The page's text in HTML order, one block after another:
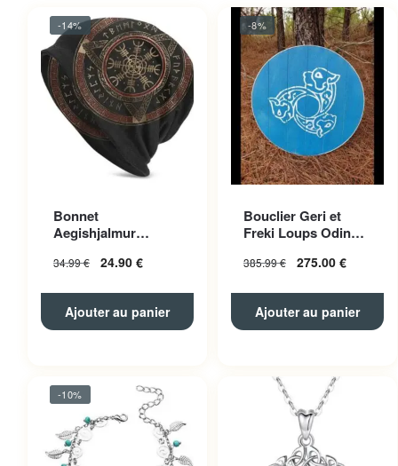
-14%
Bonnet
Aegishjalmur
34.99€ 24.90 €
Ajouter au panier
-8%
Bouclier Geri et
Freki Loups Odin
385.99€ 275.00 €
Ajouter au panier
-10%